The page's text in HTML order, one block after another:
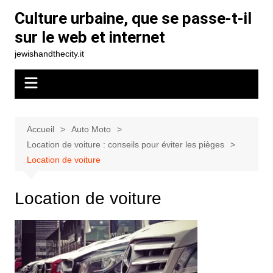
contenu
Culture urbaine, que se passe-t-il
sur le web et internet
jewishandthecity.it
Accueil
Auto Moto
Location de voiture : conseils pour éviter les pièges
Location de voiture
Location de voiture